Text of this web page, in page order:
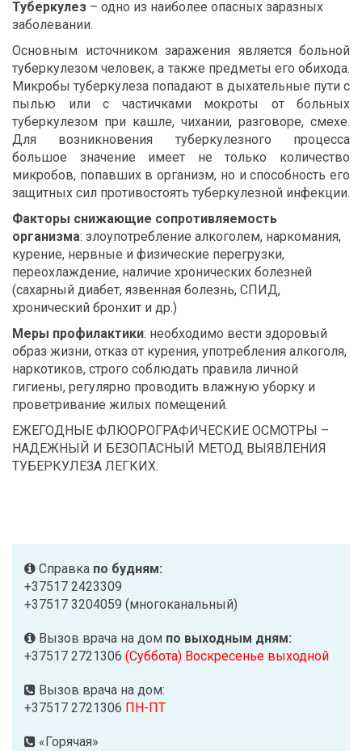
Туберкулез – одно из наиболее опасных заразных
заболевании.
Основным источником заражения является больной
туберкулезом человек, а также предметы его обихода.
Микробы туберкулеза попадают в дыхательные пути с
пылью или с частичками мокроты от больных
туберкулезом при кашле, чихании, разговоре, смехе.
Для возникновения туберкулезного процесса
большое значение имеет не только количество
микробов, попавших в организм, но и способность его
защитных сил противостоять туберкулезной инфекции.
Факторы снижающие сопротивляемость
организма: злоупотребление алкоголем, наркомания,
курение, нервные и физические перегрузки,
переохлаждение, наличие хронических болезней
(сахарный диабет, язвенная болезнь, СПИД,
хронический бронхит и др.)
Меры профилактики: необходимо вести здоровый
образ жизни, отказ от курения, употребления алкоголя,
наркотиков, строго соблюдать правила личной
гигиены, регулярно проводить влажную уборку и
проветривание жилых помещений.
ЕЖЕГОДНЫЕ ФЛЮОРОГРАФИЧЕСКИЕ ОСМОТРЫ –
НАДЕЖНЫЙ И БЕЗОПАСНЫЙ МЕТОД ВЫЯВЛЕНИЯ
ТУБЕРКУЛЕЗА ЛЕГКИХ.
Справка по будням:
+37517 2423309
+37517 3204059 (многоканальный)
Вызов врача на дом по выходным дням:
+37517 2721306 (Суббота) Воскресенье выходной
Вызов врача на дом:
+37517 2721306 ПН-ПТ
«Горячая»